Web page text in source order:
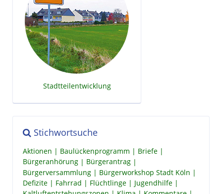
Stadtteilentwicklung
Stichwortsuche
Aktionen Baulückenprogramm
Briefe
Bürgeranhörung
Bürgerantrag
Bürgerversammlung
Bürgerworkshop Stadt Köln
Defizite
Fahrrad Flüchtlinge
Jugendhilfe